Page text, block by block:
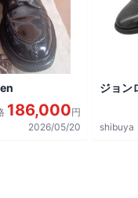
186,000円
2026/05/20
ジョン
shibuya